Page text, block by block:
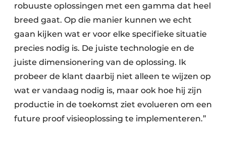
robuuste oplossingen met een gamma dat heel
breed gaat. Op die manier kunnen we echt
gaan kijken wat er voor elke specifieke situatie
precies nodig is. De juiste technologie en de
juiste dimensionering van de oplossing. Ik
probeer de klant daarbij niet alleen te wijzen op
wat er vandaag nodig is, maar ook hoe hij zijn
productie in de toekomst ziet evolueren om een
future proof visieoplossing te implementeren.”